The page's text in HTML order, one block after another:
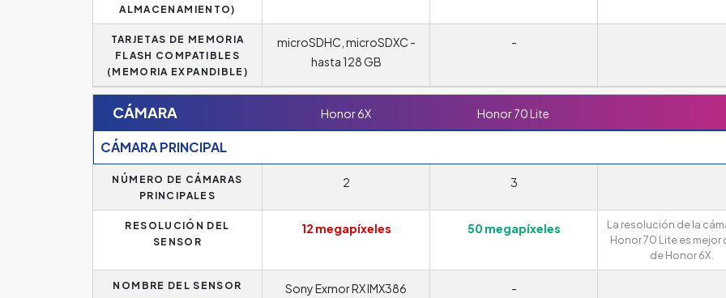
ALMACENAMIENTO)
TARJETAS DE MEMORIA
FLASH COMPATIBLES
(MEMORIA EXPANDIBLE)
microSDHC, microSDXC -
hasta 128 GB
-
CÁMARA Honor 6X Honor 70 Lite
CÁMARA PRINCIPAL
NÚMERO DE CÁMARAS
PRINCIPALES
2 3
RESOLUCIÓN DEL
SENSOR
12 megapíxeles 50 megapíxeles
La resolución de la
Honor 70 Lite es mejor
de Honor 6X.
NOMBRE DEL SENSOR Sony Exmor RX IMX386 -